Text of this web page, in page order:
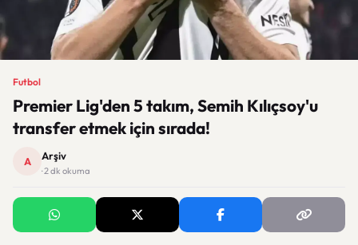
Futbol
Premier Lig'den 5 takım, Semih Kılıçsoy'u
transfer etmek için sırada!
A Arşiv
· 2 dk okuma